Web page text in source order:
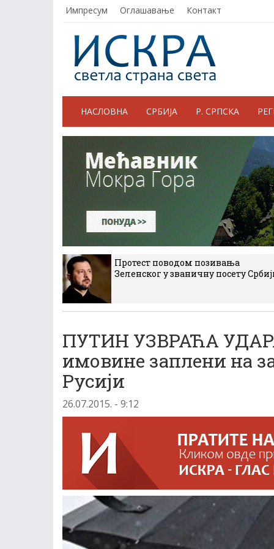
Импресум Оглашавање Контакт
НАСЛОВНА СРБИЈА Р. СРПСКА
Протест поводом позивања
Зеленског у званичну посету
ПУТИН УЗВРАЋА
имовине заплени на
Русији
26.07.2015. - 9:12